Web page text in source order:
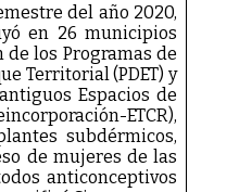
del año 2020,
en 26 municipios
de los Programas de
Territorial (PDET) y
Espacios de
ETCR),
subdérmicos,
de mujeres de las
anticonceptivos